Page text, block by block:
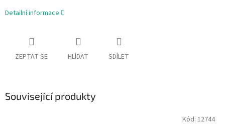
Detailní informace
ZEPTAT SE HLÍDAT SDÍLET
Související produkty
Kód: 12744